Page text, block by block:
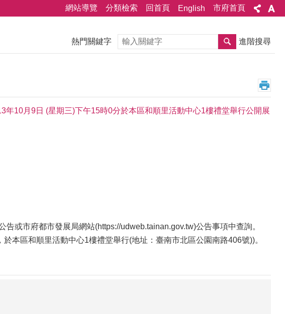
網站導覽 分類檢索 回首頁 English 市府首頁
熱門關鍵字 搜尋 進階搜尋
年10月9日 (星期三)下午15時0分於本區和順里活動中心1樓禮堂舉行公開展
或市府都市發展局網站(https://udweb.tainan.gov.tw)公告事項中查詢。
本區和順里活動中心1樓禮堂舉行(地址：臺南市北區公園南路406號))。